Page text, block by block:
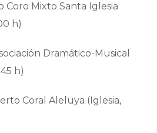
Coro Mixto Santa Iglesia
h)
Dramático-Musical
h)
Coral Aleluya (Iglesia,